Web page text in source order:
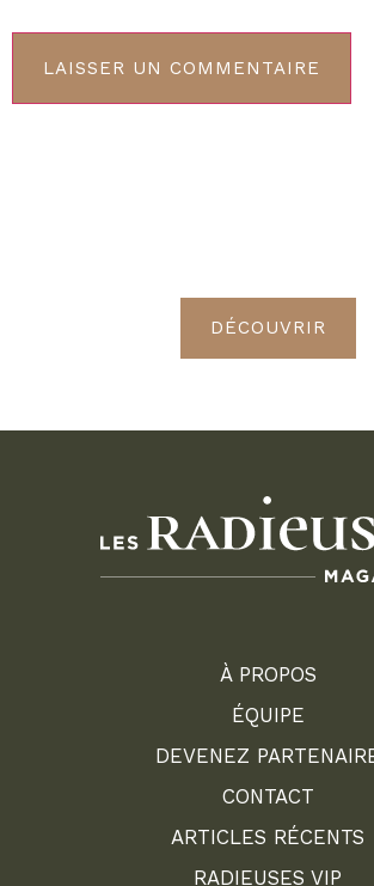
DÉCOUVRIR
À PROPOS
ÉQUIPE
DEVENEZ
CONTACT
ARTICLES RÉCENTS
RADIEUSES VIP